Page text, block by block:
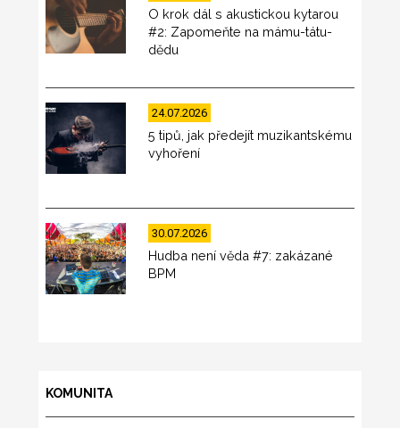
O krok dál s akustickou kytarou
#2: Zapomeňte na mámu-tátu-
dědu
24.07.2026
5 tipů, jak předejít muzikantskému
vyhoření
30.07.2026
Hudba není věda #7: zakázané
BPM
KOMUNITA